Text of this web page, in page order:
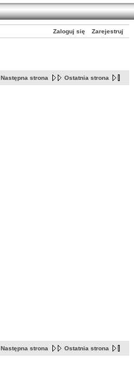
Zaloguj się Zarejestruj
Następna strona Ostatnia strona
Następna strona Ostatnia strona